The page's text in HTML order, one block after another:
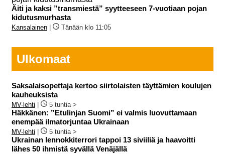
Äiti ja kaksi ”transmiestä” syytteeseen 7‑vuotiaan pojan
kidutusmurhasta
Kansalainen Tänään klo 11:05
Ulkomaat
Saksalaisopettaja kertoo siirtolaisten täyttämien koulujen
kauheuksista
MV-lehti 5 tuntia >
Häkkänen: ”Etulinjan Suomi” ei valmis luovuttamaan
enempää ilmatorjuntaa Ukrainaan
MV-lehti 5 tuntia >
Ukrainan lennokkiterrori tappoi 13 siviiliä ja haavoitti
lähes 50 ihmistä syvällä Venäjällä